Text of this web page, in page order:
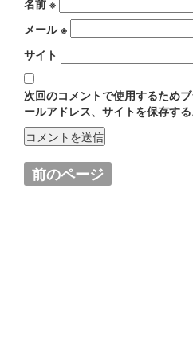
名前 ※
メール※
サイト
次回のコメントで使用するため
ールアドレス、サイトを保存する
前のページ